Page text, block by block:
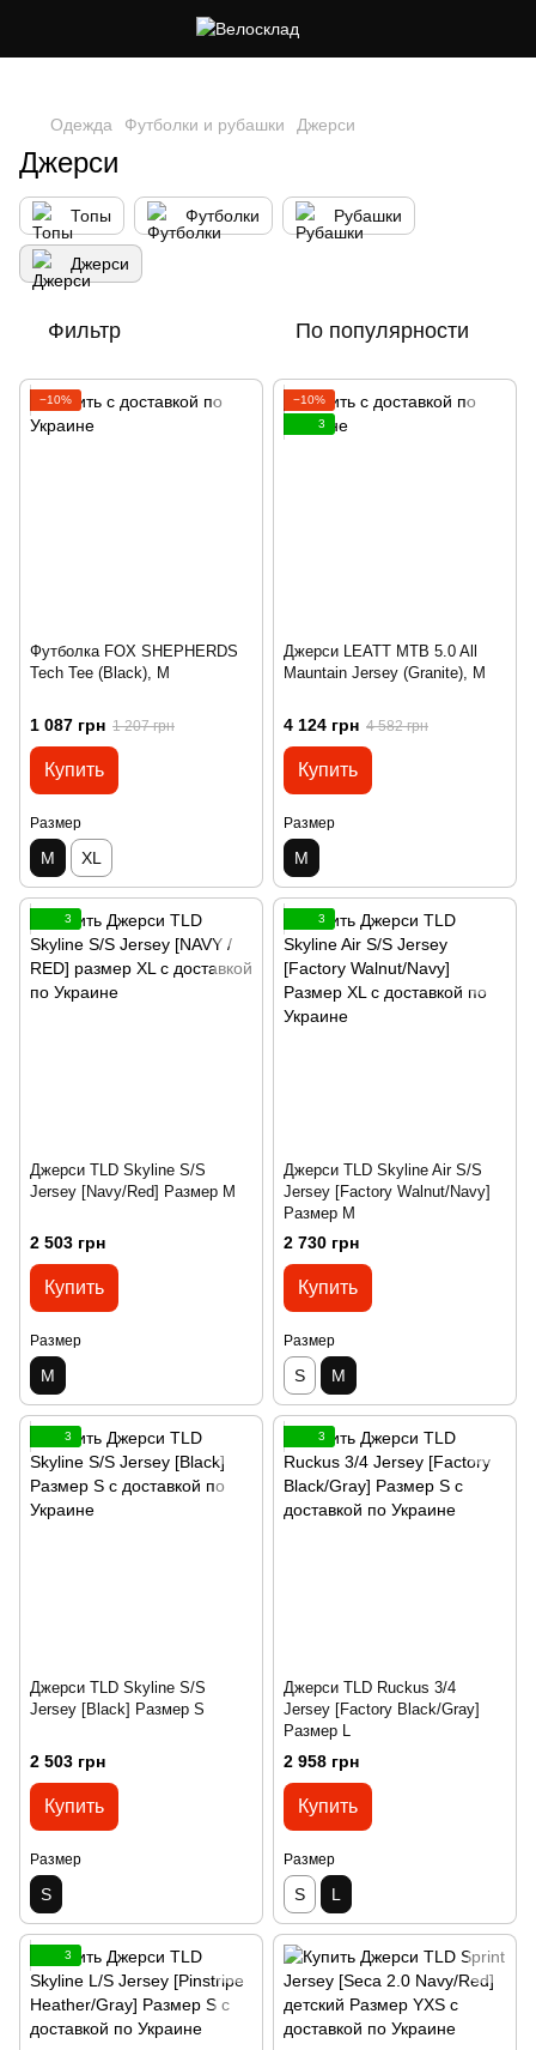
Одежда Футболки и рубашки Джерси
Джерси
Топы Футболки Рубашки
Джерси
Фильтр По популярности
−10%
Футболка FOX SHEPHERDS
Tech Tee (Black), M
1 087 грн 1 207 грн
Купить
Размер
M XL
−10%
3
Джерси LEATT MTB 5.0 All
Mauntain Jersey (Granite), M
4 124 грн 4 582 грн
Купить
Размер
M
3
Джерси TLD Skyline S/S
Jersey [Navy/Red] Размер M
2 503 грн
Купить
Размер
M
3
Джерси TLD Skyline Air S/S
Jersey [Factory Walnut/Navy]
Размер M
2 730 грн
Купить
Размер
S M
3
Джерси TLD Skyline S/S
Jersey [Black] Размер S
2 503 грн
Купить
Размер
S
3
Джерси TLD Ruckus 3/4
Jersey [Factory Black/Gray]
Размер L
2 958 грн
Купить
Размер
S L
3